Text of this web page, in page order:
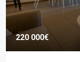
220 000€